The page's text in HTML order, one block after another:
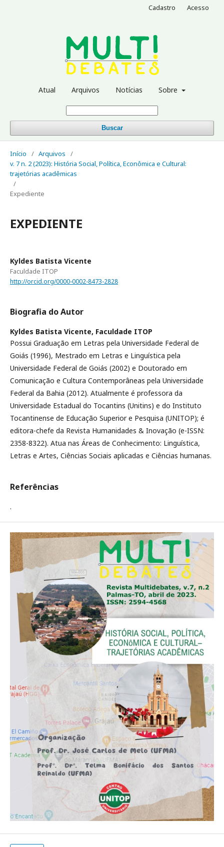
Atual Arquivos Notícias Sobre
Buscar
Cadastro Acesso
Início / Arquivos
/
v. 7 n. 2 (2023): História Social, Política, Econômica e Cultural:
trajetórias acadêmicas
/
Expediente
EXPEDIENTE
Kyldes Batista Vicente
Faculdade ITOP
http://orcid.org/0000-0002-8473-2828
Biografia do Autor
Kyldes Batista Vicente, Faculdade ITOP
Possui Graduação em Letras pela Universidade Federal de
Goiás (1996), Mestrado em Letras e Linguística pela
Universidade Federal de Goiás (2002) e Doutorado em
Comunicação e Cultura Contemporâneas pela Universidade
Federal da Bahia (2012). Atualmente é professora da
Universidade Estadual do Tocantins (Unitins) e do Instituto
Tocantinense de Educação Superior e Pesquisa (UNITOP); é
editora-chefe da Revista Humanidades & Inovação (e-ISSN:
2358-8322). Atua nas Áreas de Conhecimento: Linguística,
Letras e Artes, Ciências Sociais aplicadas e Ciências humanas.
Referências
.